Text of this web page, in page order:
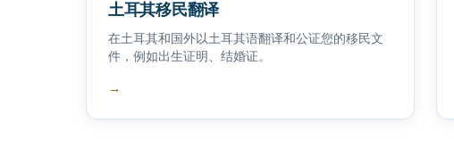
土耳其移民翻译
在土耳其和国外以土耳其语翻译和公证您的移民文
件，例如出生证明、结婚证。
→